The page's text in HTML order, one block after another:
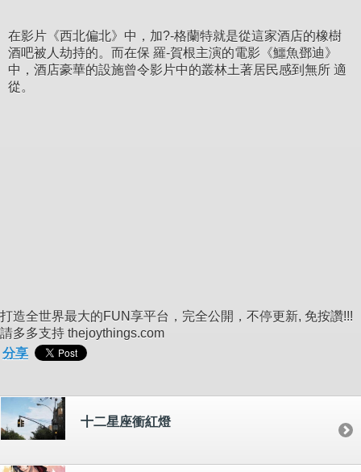
在影片《西北偏北》中，加?-格蘭特就是從這家酒店的橡樹
酒吧被人劫持的。而在保 羅-賀根主演的電影《鱷魚鄧迪》
中，酒店豪華的設施曾令影片中的叢林土著居民感到無所 適
從。
打造全世界最大的FUN享平台，完全公開，不停更新, 免按讚!!!
請多多支持 thejoythings.com
分享
十二星座衝紅燈